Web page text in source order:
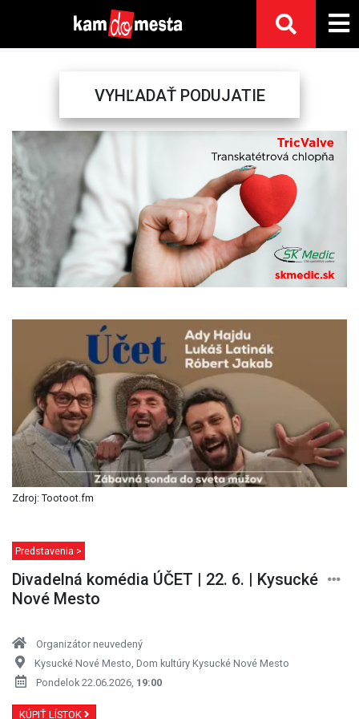
VYHĽADAŤ PODUJATIE
Previous
Zdroj: Tootoot.fm
Predstavenia >
Divadelná komédia ÚČET | 22. 6. | Kysucké
Nové Mesto
Organizátor neuvedený
Kysucké Nové Mesto, Dom kultúry Kysucké Nové Mesto
Pondelok 22.06.2026, 19:00
KÚPIŤ LÍSTOK